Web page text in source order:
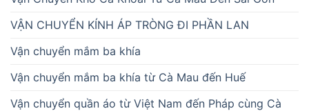
VẬN CHUYỂN KÍNH ÁP TRÒNG ĐI PHẦN LAN
Vận chuyển mắm ba khía
Vận chuyển mắm ba khía từ Cà Mau đến Huế
Vận chuyển quần áo từ Việt Nam đến Pháp cùng Cà